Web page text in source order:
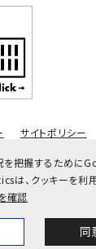
を把握するため
は、クッキーを利
確認
同
サイトポリシー
University